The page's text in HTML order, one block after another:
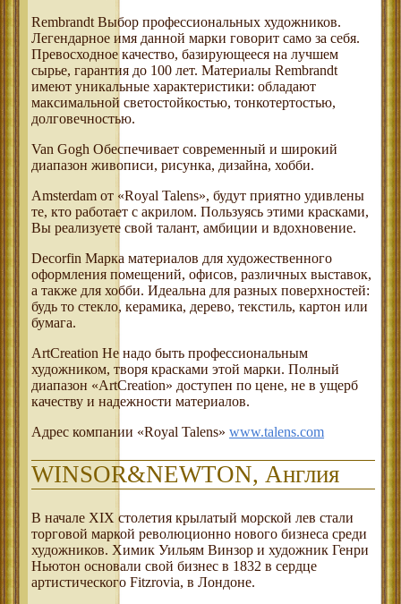
Rembrandt Выбор профессиональных художников.
Легендарное имя данной марки говорит само за себя.
Превосходное качество, базирующееся на лучшем
сырье, гарантия до 100 лет. Материалы Rembrandt
имеют уникальные характеристики: обладают
максимальной светостойкостью, тонкотертостью,
долговечностью.
Van Gogh Обеспечивает современный и широкий
диапазон живописи, рисунка, дизайна, хобби.
Amsterdam от «Royal Talens», будут приятно удивлены
те, кто работает с акрилом. Пользуясь этими красками,
Вы реализуете свой талант, амбиции и вдохновение.
Decorfin Марка материалов для художественного
оформления помещений, офисов, различных выставок,
а также для хобби. Идеальна для разных поверхностей:
будь то стекло, керамика, дерево, текстиль, картон или
бумага.
ArtCreation Не надо быть профессиональным
художником, творя красками этой марки. Полный
диапазон «ArtCreation» доступен по цене, не в ущерб
качеству и надежности материалов.
Адрес компании «Royal Talens»www.talens.com
WINSOR&NEWTON, Англия
В начале XIX столетия крылатый морской лев стали
торговой маркой революционно нового бизнеса среди
художников. Химик Уильям Винзор и художник Генри
Ньютон основали свой бизнес в 1832 в сердце
артистического Fitzrovia, в Лондоне.